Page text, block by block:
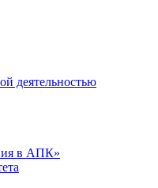
деятельностью
в АПК»